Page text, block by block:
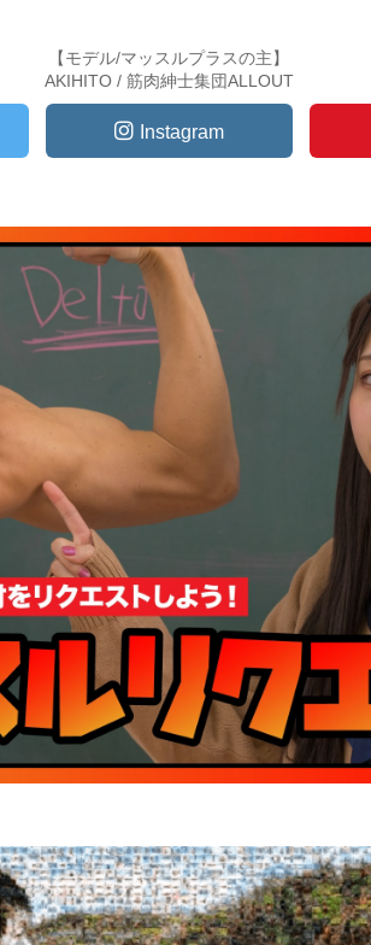
【モデル/マッスルプラスの主】
AKIHITO / 筋肉紳士集団ALLOUT
Instagram